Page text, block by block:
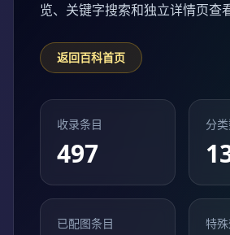
览、关键字搜索和独立详情页查
返回百科首页
收录条目
497
分
已配图条目 特